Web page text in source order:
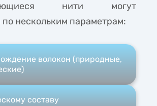
нити могут
по нескольким параметрам:
волокон (природные,
составу